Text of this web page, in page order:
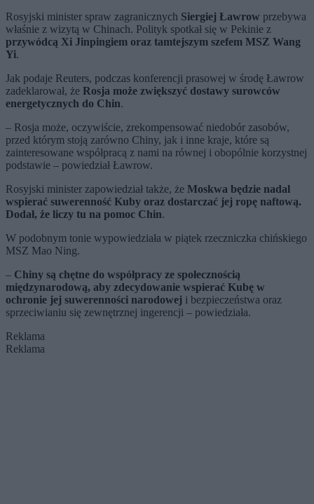
Rosyjski minister spraw zagranicznych Siergiej Ławrow przebywa
właśnie z wizytą w Chinach. Polityk spotkał się w Pekinie z
przywódcą Xi Jinpingiem oraz tamtejszym szefem MSZ Wang
Yi.
Jak podaje Reuters, podczas konferencji prasowej w środę Ławrow
zadeklarował, że Rosja może zwiększyć dostawy surowców
energetycznych do Chin.
– Rosja może, oczywiście, zrekompensować niedobór zasobów,
przed którym stoją zarówno Chiny, jak i inne kraje, które są
zainteresowane współpracą z nami na równej i obopólnie korzystnej
podstawie – powiedział Ławrow.
Rosyjski minister zapowiedział także, że Moskwa będzie nadal
wspierać suwerenność Kuby oraz dostarczać jej ropę naftową.
Dodał, że liczy tu na pomoc Chin.
W podobnym tonie wypowiedziała w piątek rzeczniczka chińskiego
MSZ Mao Ning.
– Chiny są chętne do współpracy ze społecznością
międzynarodową, aby zdecydowanie wspierać Kubę w
ochronie jej suwerenności narodowej i bezpieczeństwa oraz
sprzeciwianiu się zewnętrznej ingerencji – powiedziała.
Reklama
Reklama